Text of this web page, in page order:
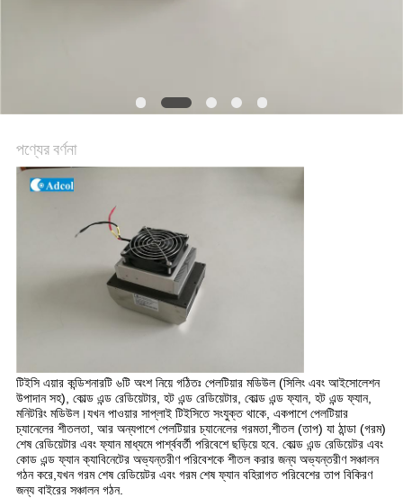
পণ্যের বর্ণনা
টিইসি এয়ার কন্ডিশনারটি ৬টি অংশ নিয়ে গঠিতঃ পেলটিয়ার মডিউল (সিলিং এবং আইসোলেশন
উপাদান সহ), কোল্ড এন্ড রেডিয়েটার, হট এন্ড রেডিয়েটার, কোল্ড এন্ড ফ্যান, হট এন্ড ফ্যান,
মনিটরিং মডিউল।যখন পাওয়ার সাপ্লাই টিইসিতে সংযুক্ত থাকে, একপাশে পেলটিয়ার
চ্যানেলের শীতলতা, আর অন্যপাশে পেলটিয়ার চ্যানেলের গরমতা,শীতল (তাপ) যা ঠান্ডা (গরম)
শেষ রেডিয়েটার এবং ফ্যান মাধ্যমে পার্শ্ববর্তী পরিবেশে ছড়িয়ে হবে. কোল্ড এন্ড রেডিয়েটর এবং
কোড এন্ড ফ্যান ক্যাবিনেটের অভ্যন্তরীণ পরিবেশকে শীতল করার জন্য অভ্যন্তরীণ সঞ্চালন
গঠন করে,যখন গরম শেষ রেডিয়েটর এবং গরম শেষ ফ্যান বহিরাগত পরিবেশের তাপ বিকিরণ
জন্য বাইরের সঞ্চালন গঠন.